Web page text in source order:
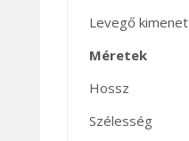
Levegő kimenet
Méretek
Hossz
Szélesség